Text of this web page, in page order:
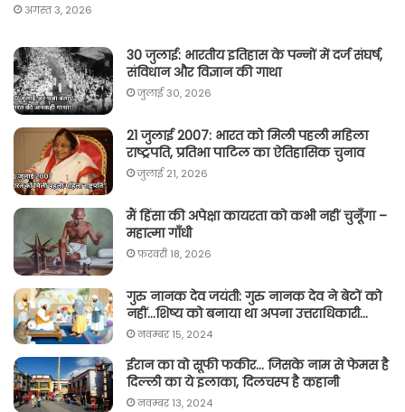
अगस्त 3, 2026
30 जुलाई: भारतीय इतिहास के पन्नों में दर्ज संघर्ष,
संविधान और विज्ञान की गाथा
जुलाई 30, 2026
21 जुलाई 2007: भारत को मिली पहली महिला
राष्ट्रपति, प्रतिभा पाटिल का ऐतिहासिक चुनाव
जुलाई 21, 2026
मैं हिंसा की अपेक्षा कायरता को कभी नहीं चुनूँगा –
महात्मा गाँधी
फ़रवरी 18, 2026
गुरु नानक देव जयंती: गुरु नानक देव ने बेटों को
नहीं…शिष्य को बनाया था अपना उत्तराधिकारी…
नवम्बर 15, 2024
ईरान का वो सूफी फकीर… जिसके नाम से फेमस है
दिल्ली का ये इलाका, दिलचस्प है कहानी
नवम्बर 13, 2024